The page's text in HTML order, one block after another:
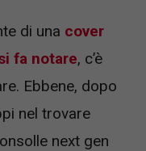
di una cover
fa notare, c’è
Ebbene, dopo
nel trovare
next gen